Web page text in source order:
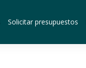
Solicitar presupuestos